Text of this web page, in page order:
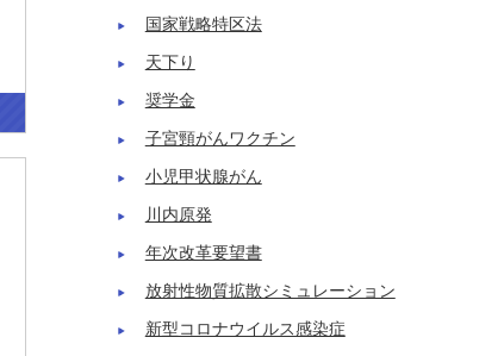
国家戦略特区法
天下り
奨学金
子宮頸がんワクチン
小児甲状腺がん
川内原発
年次改革要望書
放射性物質拡散シミュレーション
新型コロナウイルス感染症